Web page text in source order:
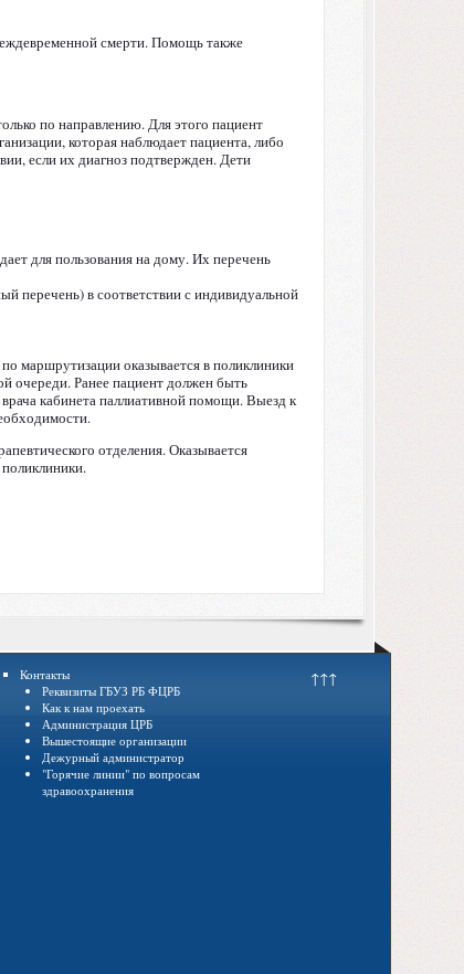
смерти. Помощь также
по направлению. Для этого пациент
которая наблюдает пациента, либо
если их диагноз подтвержден. Дети
для пользования на дому. Их перечень
перечень) в соответствии с индивидуальной
маршрутизации оказывается в поликлиники
очереди. Ранее пациент должен быть
кабинета паллиативной помощи. Выезд к
отделения. Оказывается
↑↑↑
Контакты
Реквизиты ГБУЗ РБ ФЦРБ
Как к нам проехать
Администрация ЦРБ
Вышестоящие организации
Дежурный администратор
"Горячие линии" по вопросам
здравоохранения